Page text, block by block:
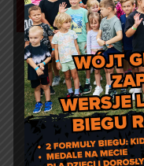
Czytaj więcej